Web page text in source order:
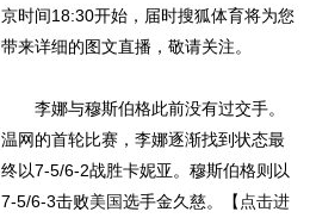
京时间18:30开始，届时搜狐体育将为您
带来详细的图文直播，敬请关注。
李娜与穆斯伯格此前没有过交手。
温网的首轮比赛，李娜逐渐找到状态最
终以7-5/6-2战胜卡妮亚。穆斯伯格则以
7-5/6-3击败美国选手金久慈。【 点击进